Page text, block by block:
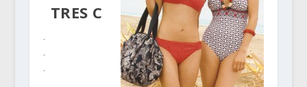
TRES C
.
.
.